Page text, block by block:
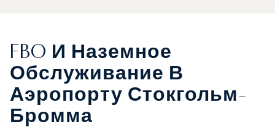
FBO И Наземное
Обслуживание В
Аэропорту Стокгольм-
Бромма